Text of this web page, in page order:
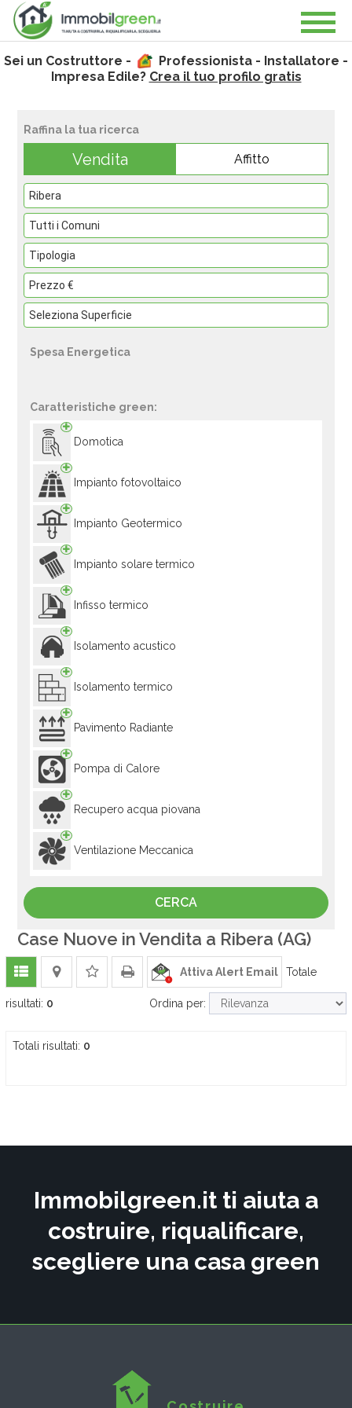
Sei un Costruttore -
Professionista - Installatore -
Impresa Edile? Crea il tuo profilo gratis
Raffina la tua ricerca
Vendita Affitto
Spesa Energetica
Caratteristiche green:
Domotica
Impianto fotovoltaico
Impianto Geotermico
Impianto solare termico
Infisso termico
Isolamento acustico
Isolamento termico
Pavimento Radiante
Pompa di Calore
Recupero acqua piovana
Ventilazione Meccanica
Case Nuove in Vendita a Ribera (AG)
Attiva Alert Email Totale
risultati: 0 Ordina per:
Totali risultati: 0
Immobilgreen.it ti aiuta a
costruire, riqualificare,
scegliere una casa green